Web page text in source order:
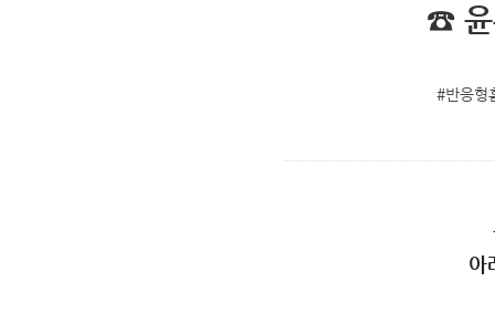
☎ 윤
#반응형
아